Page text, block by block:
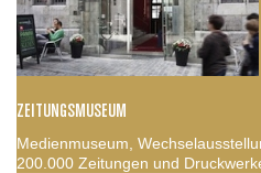
ZEITUNGSMUSEUM
Medienmuseum,
200.000 Zeitungen und